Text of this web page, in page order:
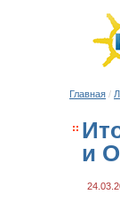
Главная /
и